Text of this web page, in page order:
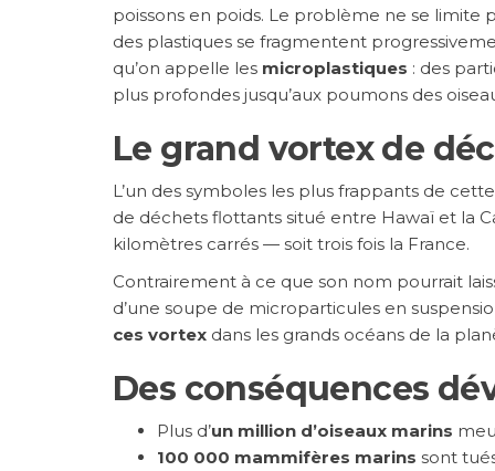
poissons en poids. Le problème ne se limite
des plastiques se fragmentent
qu’on appelle les microplastiques : des
plus profondes jusqu’aux poumons des
Le grand vortex de
L’un des symboles les plus frappants de
de déchets flottants situé entre Hawaï et la
kilomètres carrés — soit trois fois la France.
Contrairement à ce que son nom pourrait
d’une soupe de microparticules en
ces vortex dans les grands océans de la
Des conséquences
Plus d’un million d’oiseaux marins
100 000 mammifères marins sont